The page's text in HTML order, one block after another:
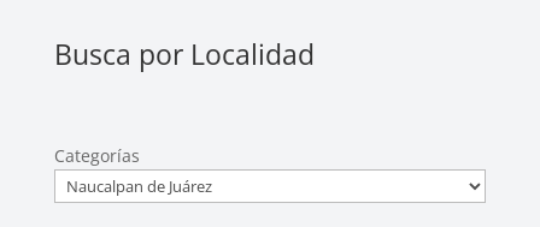
Busca por Localidad
Categorías